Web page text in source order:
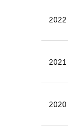
2022
2021
2020